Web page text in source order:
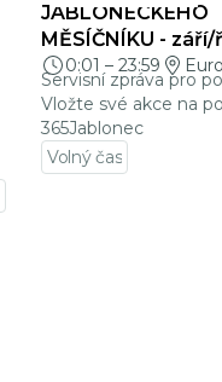
JABLONECKÉHO
MĚSÍČNÍKU -
0:01 – 23:59
Servisní zpráva pro
Vložte své akce na
365Jablonec
Volný čas